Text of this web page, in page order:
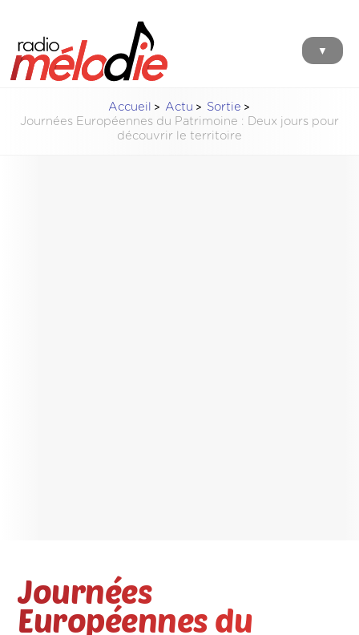
▼
Accueil Actu
Sortie
Journées Européennes du Patrimoine : Deux jours pour
découvrir le territoire
Journées
Européennes du